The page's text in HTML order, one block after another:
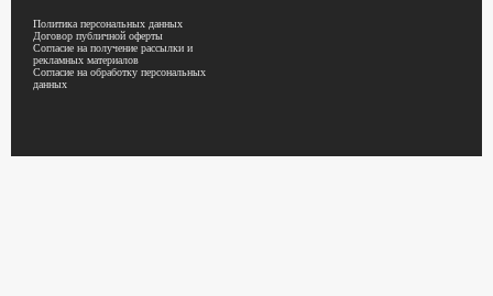
Политика персональных данных
Договор публичной оферты
Согласие на получение рассылки и
рекламных материалов
Согласие на обработку персональных
данных